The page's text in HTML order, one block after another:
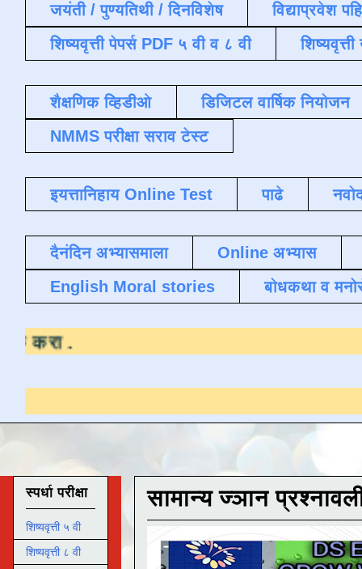
जयंती / पुण्यतिथी / दिनविशेष
विद्याप्रवेश
शिष्यवृत्ती पेपर्स PDF ५ वी व ८ वी
शैक्षणिक व्हिडीओ
डिजिटल वार्षिक नियोजन
NMMS परीक्षा सराव टेस्ट
इयत्तानिहाय Online Test पाढे
दैनंदिन अभ्यासमाला
Online अभ्यास
English Moral stories
बोधकथा व
येथे क्लिक करा
सामान्य ज्ञान
स्पर्धा परीक्षा
शिष्यवृत्ती ५ वी
शिष्यवृत्ती ८ वी